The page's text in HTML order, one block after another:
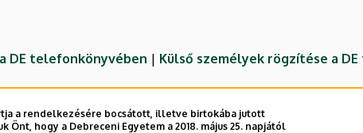
DE telefonkönyvében | Külső személyek rögzítése a
a rendelkezésére bocsátott, illetve birtokába jutott
hogy a Debreceni Egyetem a 2018. május 25. napjától